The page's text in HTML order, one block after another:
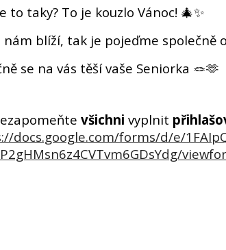
to taky? To je kouzlo Vánoc! 🎄✨
nám blíží, tak je pojeďme společně
se na vás těší vaše Seniorka 🪢🫶
všichni vyplnit
docs.google.com/forms/d/e/